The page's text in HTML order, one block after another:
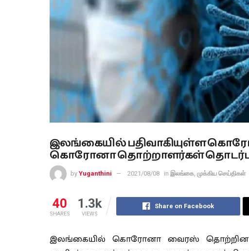
இலங்கையில் பதிவாகியுள்ள
கொரோனா தொற்றாளர்கள்
by Yuganthini 2021/08/08 in இலங்கை, முக்கிய செய்திகள்
40
SHARES
1.3k
VIEWS
Share on Facebook
இலங்கையில் கொரோனா வைரஸ்